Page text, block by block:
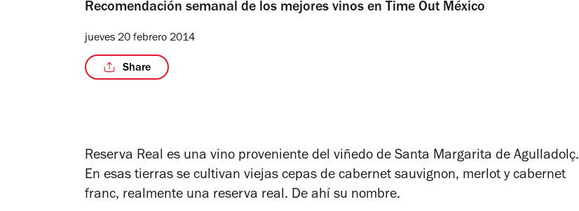
Recomendación semanal de los mejores vinos en Time Out México
jueves 20 febrero 2014
Share
Reserva Real es una vino proveniente del viñedo de Santa Margarita de Agulladolç.
En esas tierras se cultivan viejas cepas de cabernet sauvignon, merlot y cabernet
franc, realmente una reserva real. De ahí su nombre.